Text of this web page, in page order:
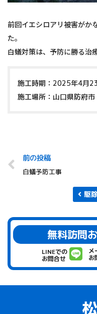
前回イエシロアリ被害がか
た。
白蟻対策は、予防に勝る治
施工時期：2025年4月
施工場所：山口県防府市
前の投稿
白蟻予防工事
駆
無料訪問
LINEでの
お問合せ
メ
お